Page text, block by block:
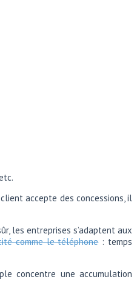
accepte des concessions, il
les entreprises s’adaptent aux
comme le téléphone: temps
concentre une accumulation